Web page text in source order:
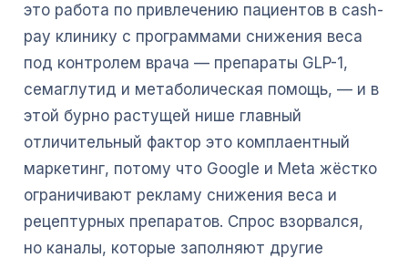
это работа по привлечению пациентов в cash-
pay клинику с программами снижения веса
под контролем врача — препараты GLP-1,
семаглутид и метаболическая помощь, — и в
этой бурно растущей нише главный
отличительный фактор это комплаентный
маркетинг, потому что Google и Meta жёстко
ограничивают рекламу снижения веса и
рецептурных препаратов. Спрос взорвался,
но каналы, которые заполняют другие